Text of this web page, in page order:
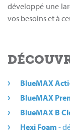
développé une
vos besoins et à
BlueMAX
BlueMAX
BlueMAX B
Hexi Foam -